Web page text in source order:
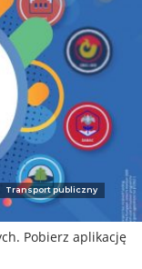
Transport publiczny
Pobierz aplikację